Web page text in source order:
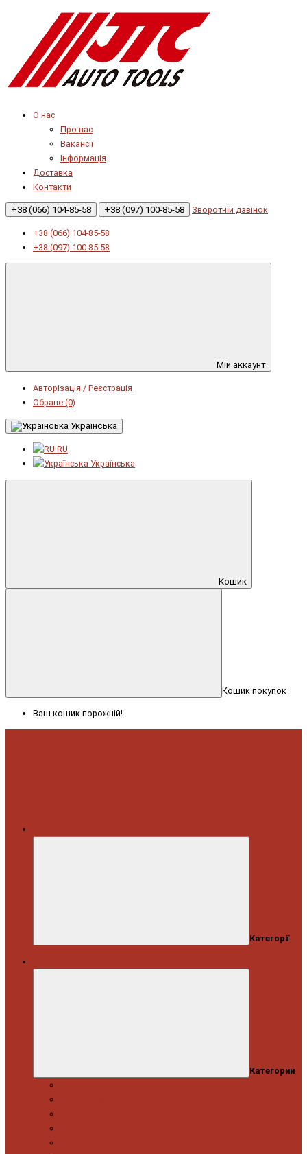
О нас
Про нас
Вакансії
Інформація
Доставка
Контакти
+38 (066) 104-85-58 +38 (097) 100-85-58 Зворотній дзвінок
+38 (066) 104-85-58
+38 (097) 100-85-58
Мій аккаунт
Авторізація / Реєстрація
Обране (0)
Українська
RU
Українська
Кошик
Кошик покупок
Ваш кошик порожній!
Категорії
Категории